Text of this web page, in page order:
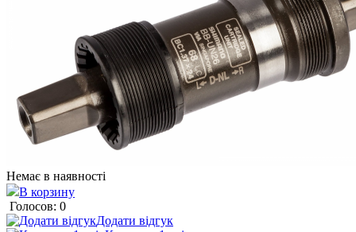
Немає в наявності
В корзину
Голосов: 0
Додати відгук